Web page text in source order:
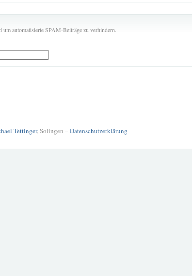
um automatisierte SPAM-Beiträge zu verhindern.
Tettinger, Solingen –Datenschutzerklärung